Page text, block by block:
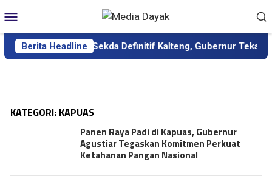
ke
kontenMobile
Berita Headline
Dilantik sebagai Sekda Definitif Kalteng, Gubernur Tekankan
KATEGORI: KAPUAS
Panen Raya Padi di Kapuas, Gubernur
Agustiar Tegaskan Komitmen Perkuat
Ketahanan Pangan Nasional